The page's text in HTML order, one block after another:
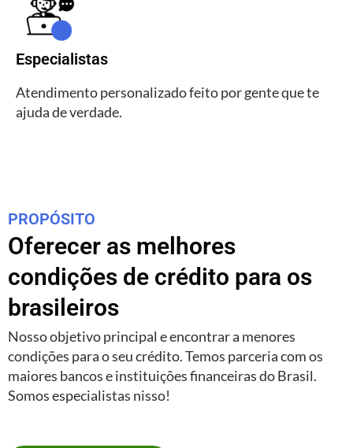
Especialistas
Atendimento personalizado feito por gente que te
ajuda de verdade.
PROPÓSITO
Oferecer as melhores
condições de crédito para os
brasileiros
Nosso objetivo principal e encontrar a menores
condições para o seu crédito. Temos parceria com os
maiores bancos e instituições financeiras do Brasil.
Somos especialistas nisso!